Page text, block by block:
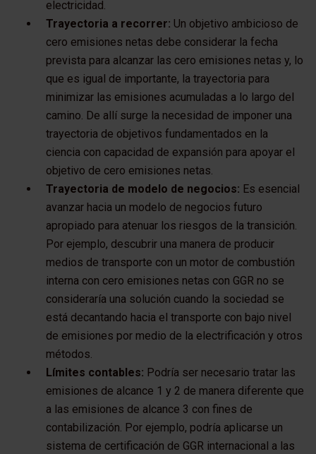
electricidad.
Trayectoria a recorrer: Un objetivo ambicioso de
cero emisiones netas debe considerar la fecha
prevista para alcanzar las cero emisiones netas y, lo
que es igual de importante, la trayectoria para
minimizar las emisiones acumuladas a lo largo del
camino. De allí surge la necesidad de imponer una
trayectoria de objetivos fundamentados en la
ciencia con capacidad de expansión para apoyar el
objetivo de cero emisiones netas.
Trayectoria de modelo de negocios: Es esencial
avanzar hacia un modelo de negocios futuro
apropiado para atenuar los riesgos de la transición.
Por ejemplo, descubrir una manera de producir
medios de transporte con un motor de combustión
interna con cero emisiones netas con GGR no se
consideraría una solución cuando la sociedad se
está decantando hacia el transporte con bajo nivel
de emisiones por medio de la electrificación y otros
métodos.
Límites contables: Podría ser necesario tratar las
emisiones de alcance 1 y 2 de manera diferente que
a las emisiones de alcance 3 con fines de
contabilización. Por ejemplo, podría aplicarse un
sistema de certificación de GGR internacional a las